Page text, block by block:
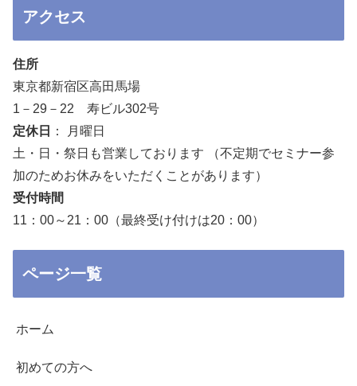
アクセス
住所
東京都新宿区高田馬場
1－29－22 寿ビル302号
定休日
： 月曜日
土・日・祭日も営業しております （不定期でセミナー参
加のためお休みをいただくことがあります）
受付時間
11：00～21：00（最終受け付けは20：00）
ページ一覧
ホーム
初めての方へ